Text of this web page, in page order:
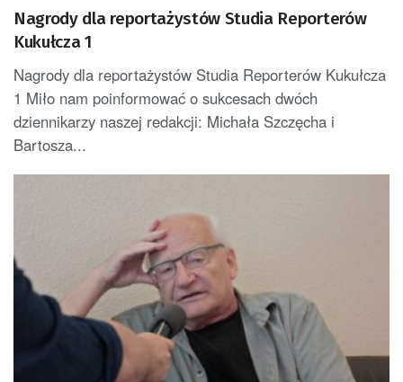
Nagrody dla reportażystów Studia Reporterów
Kukułcza 1
Nagrody dla reportażystów Studia Reporterów Kukułcza
1 Miło nam poinformować o sukcesach dwóch
dziennikarzy naszej redakcji: Michała Szczęcha i
Bartosza...